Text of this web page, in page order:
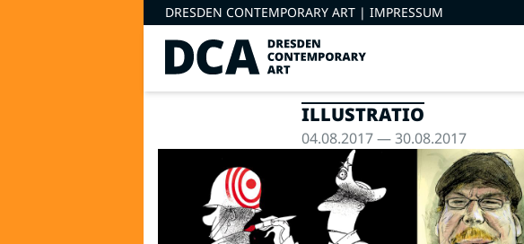
DRESDEN CONTEMPORARY ART | IMPRESSUM
ILLUSTRATIO
04.08.2017 — 30.08.2017